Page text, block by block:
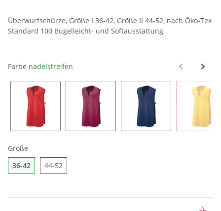
Überwurfschürze, Größe I 36-42, Größe II 44-52, nach Öko-Tex
Standard 100 Bügelleicht- und Softausstattung
Farbe nadelstreifen
Größe
36-4236-4244-52